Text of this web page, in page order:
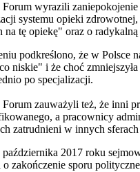
Forum wyrazili
systemu opieki
na tę opiekę" oraz o
podkreślono, że w Polsce
niskie" i że choć
po specjalizacji.
Forum zauważyli też, że inni
a pracownicy
zatrudnieni w innych
2017 roku
o zakończenie sporu